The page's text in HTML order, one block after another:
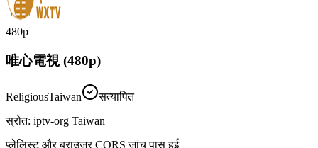
480p
唯心電視 (480p)
ReligiousTaiwan
सत्यापित
स्रोत: iptv-org Taiwan
प्लेलिस्ट और ब्राउजर CORS जांच पास हुई